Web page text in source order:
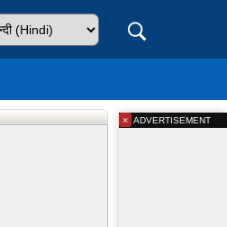
ADVERTISEMENT
×